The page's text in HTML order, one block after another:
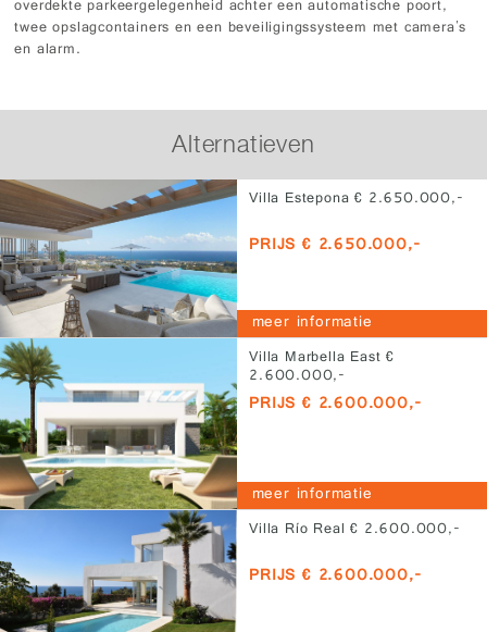
overdekte parkeergelegenheid achter een automatische poort,
twee opslagcontainers en een beveiligingssysteem met camera's
en alarm.
Alternatieven
Villa Estepona € 2.650.000,-
PRIJS € 2.650.000,-
meer informatie
Villa Marbella East €
2.600.000,-
PRIJS € 2.600.000,-
meer informatie
Villa Río Real € 2.600.000,-
PRIJS € 2.600.000,-